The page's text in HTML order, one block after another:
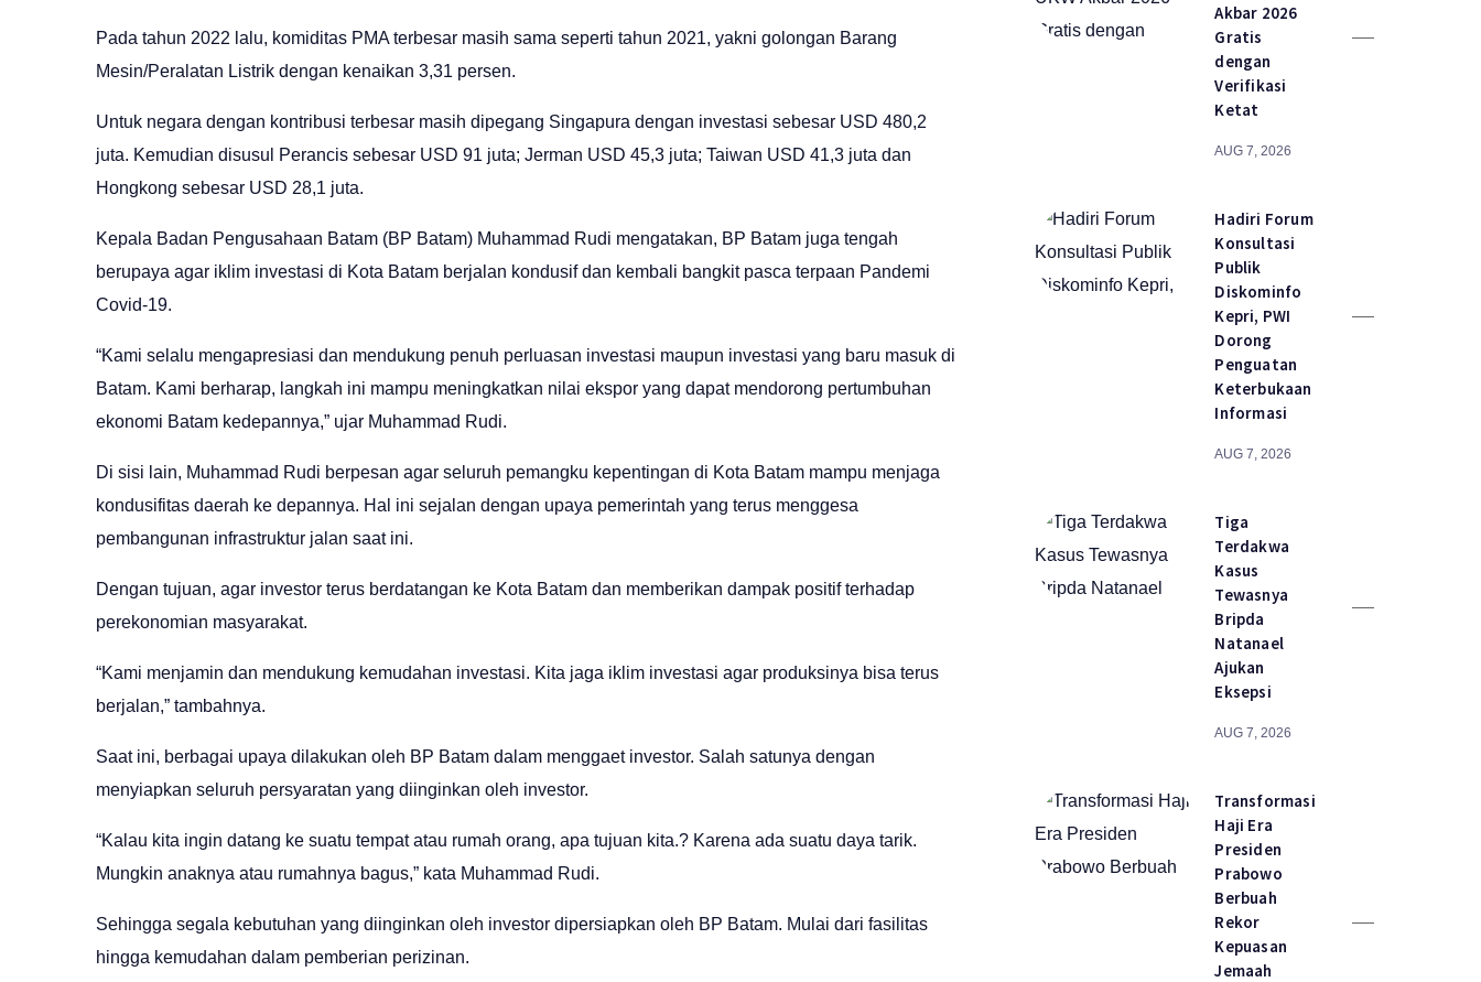
Pada tahun 2022 lalu, komiditas PMA terbesar masih sama seperti tahun 2021, yakni golongan Barang
Mesin/Peralatan Listrik dengan kenaikan 3,31 persen.
Untuk negara dengan kontribusi terbesar masih dipegang Singapura dengan investasi sebesar USD 480,2
juta. Kemudian disusul Perancis sebesar USD 91 juta; Jerman USD 45,3 juta; Taiwan USD 41,3 juta dan
Hongkong sebesar USD 28,1 juta.
Kepala Badan Pengusahaan Batam (BP Batam) Muhammad Rudi mengatakan, BP Batam juga tengah
berupaya agar iklim investasi di Kota Batam berjalan kondusif dan kembali bangkit pasca terpaan Pandemi
Covid-19.
“Kami selalu mengapresiasi dan mendukung penuh perluasan investasi maupun investasi yang baru masuk di
Batam. Kami berharap, langkah ini mampu meningkatkan nilai ekspor yang dapat mendorong pertumbuhan
ekonomi Batam kedepannya,” ujar Muhammad Rudi.
Di sisi lain, Muhammad Rudi berpesan agar seluruh pemangku kepentingan di Kota Batam mampu menjaga
kondusifitas daerah ke depannya. Hal ini sejalan dengan upaya pemerintah yang terus menggesa
pembangunan infrastruktur jalan saat ini.
Dengan tujuan, agar investor terus berdatangan ke Kota Batam dan memberikan dampak positif terhadap
perekonomian masyarakat.
“Kami menjamin dan mendukung kemudahan investasi. Kita jaga iklim investasi agar produksinya bisa terus
berjalan,” tambahnya.
Saat ini, berbagai upaya dilakukan oleh BP Batam dalam menggaet investor. Salah satunya dengan
menyiapkan seluruh persyaratan yang diinginkan oleh investor.
“Kalau kita ingin datang ke suatu tempat atau rumah orang, apa tujuan kita.? Karena ada suatu daya tarik.
Mungkin anaknya atau rumahnya bagus,” kata Muhammad Rudi.
Sehingga segala kebutuhan yang diinginkan oleh investor dipersiapkan oleh BP Batam. Mulai dari fasilitas
hingga kemudahan dalam pemberian perizinan.
Akbar 2026
Gratis
dengan
Verifikasi
Ketat
AUG 7, 2026
Hadiri Forum
Konsultasi
Publik
Diskominfo
Kepri, PWI
Dorong
Penguatan
Keterbukaan
Informasi
AUG 7, 2026
Tiga
Terdakwa
Kasus
Tewasnya
Bripda
Natanael
Ajukan
Eksepsi
AUG 7, 2026
Transformasi
Haji Era
Presiden
Prabowo
Berbuah
Rekor
Kepuasan
Jemaah